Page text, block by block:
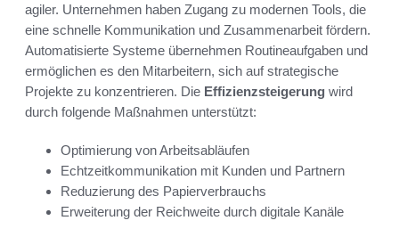
agiler. Unternehmen haben Zugang zu modernen Tools, die
eine schnelle Kommunikation und Zusammenarbeit fördern.
Automatisierte Systeme übernehmen Routineaufgaben und
ermöglichen es den Mitarbeitern, sich auf strategische
Projekte zu konzentrieren. Die Effizienzsteigerung wird
durch folgende Maßnahmen unterstützt:
Optimierung von Arbeitsabläufen
Echtzeitkommunikation mit Kunden und Partnern
Reduzierung des Papierverbrauchs
Erweiterung der Reichweite durch digitale Kanäle